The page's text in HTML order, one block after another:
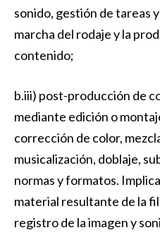
sonido, gestión de tareas
marcha del rodaje y la
contenido;
b.iii) post-producción de
mediante edición o
corrección de color,
musicalización, doblaje,
normas y formatos.
material resultante de la
registro de la imagen y